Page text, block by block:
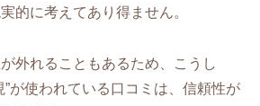
的に考えてあり得ません。
外れることもあるため、こうし
”が使われている口コミは、信頼性が